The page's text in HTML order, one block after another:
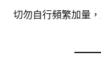
切勿自行頻繁加量